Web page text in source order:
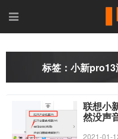
标签：小新pro13
联想小
然没声
2021-01-